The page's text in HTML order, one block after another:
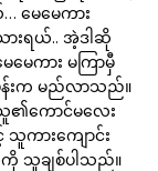
မေမေကား
ားရယ်.. အဲ့ဒါဆို
ေကား မကြာမှီ
န်းက မည်လာသည်။
ကောင်မလေး
သူကားကျောင်း
ကို သူချစ်ပါသည်။